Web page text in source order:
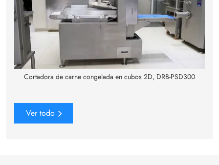
Cortadora de carne congelada en cubos 2D, DRB-PSD300
Ver todo